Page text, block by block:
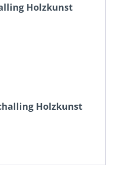
Holzkunst
Holzkunst